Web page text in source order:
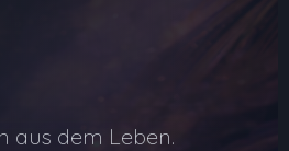
aus dem Leben.